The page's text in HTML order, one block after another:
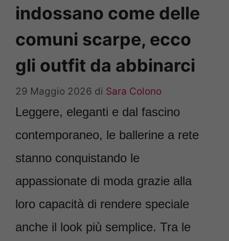
indossano come delle
comuni scarpe, ecco
gli outfit da abbinarci
29 Maggio 2026 di Sara Colono
Leggere, eleganti e dal fascino
contemporaneo, le ballerine a rete
stanno conquistando le
appassionate di moda grazie alla
loro capacità di rendere speciale
anche il look più semplice. Tra le